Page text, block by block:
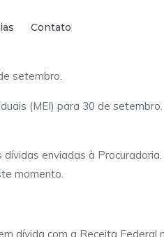
Contato
setembro.
(MEI) para 30 de
enviadas à
momento.
dívida com a Receita Federal